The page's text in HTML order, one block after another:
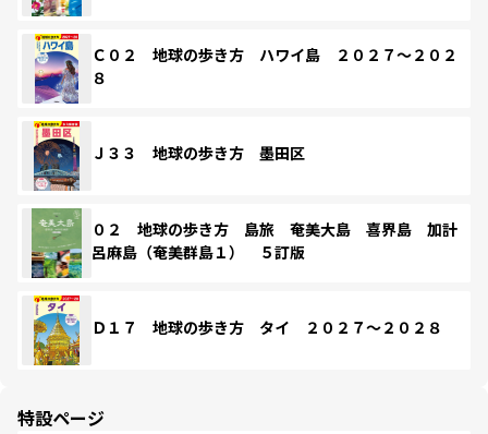
Ｃ０２ 地球の歩き方 ハワイ島 ２０２７～２０２
８
Ｊ３３ 地球の歩き方 墨田区
０２ 地球の歩き方 島旅 奄美大島 喜界島 加計
呂麻島（奄美群島１） ５訂版
Ｄ１７ 地球の歩き方 タイ ２０２７～２０２８
特設ページ